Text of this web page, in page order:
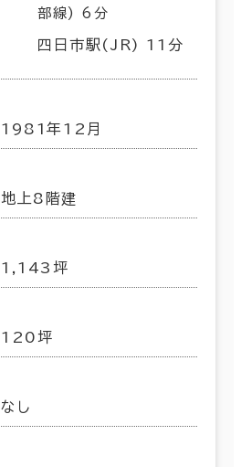
部線) 6分
四日市駅(JR) 11分
1981年12月
地上8階建
1,143坪
120坪
なし